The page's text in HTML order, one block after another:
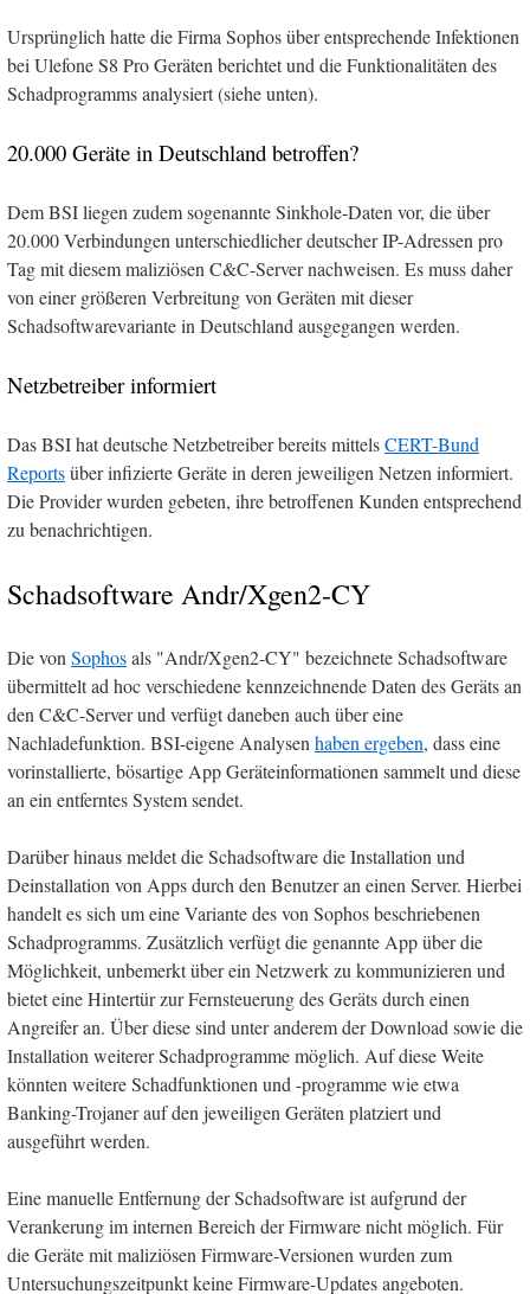
Ursprünglich hatte die Firma Sophos über entsprechende Infektionen
bei Ulefone S8 Pro Geräten berichtet und die Funktionalitäten des
Schadprogramms analysiert (siehe unten).
20.000 Geräte in Deutschland betroffen?
Dem BSI liegen zudem sogenannte Sinkhole-Daten vor, die über
20.000 Verbindungen unterschiedlicher deutscher IP-Adressen pro
Tag mit diesem maliziösen C&C-Server nachweisen. Es muss daher
von einer größeren Verbreitung von Geräten mit dieser
Schadsoftwarevariante in Deutschland ausgegangen werden.
Netzbetreiber informiert
Das BSI hat deutsche Netzbetreiber bereits mittelsCERT-Bund
Reportsüber infizierte Geräte in deren jeweiligen Netzen informiert.
Die Provider wurden gebeten, ihre betroffenen Kunden entsprechend
zu benachrichtigen.
Schadsoftware Andr/Xgen2-CY
Die vonSophosals "Andr/Xgen2-CY" bezeichnete Schadsoftware
übermittelt ad hoc verschiedene kennzeichnende Daten des Geräts an
den C&C-Server und verfügt daneben auch über eine
Nachladefunktion. BSI-eigene Analysenhaben ergeben, dass eine
vorinstallierte, bösartige App Geräteinformationen sammelt und diese
an ein entferntes System sendet.
Darüber hinaus meldet die Schadsoftware die Installation und
Deinstallation von Apps durch den Benutzer an einen Server. Hierbei
handelt es sich um eine Variante des von Sophos beschriebenen
Schadprogramms. Zusätzlich verfügt die genannte App über die
Möglichkeit, unbemerkt über ein Netzwerk zu kommunizieren und
bietet eine Hintertür zur Fernsteuerung des Geräts durch einen
Angreifer an. Über diese sind unter anderem der Download sowie die
Installation weiterer Schadprogramme möglich. Auf diese Weite
könnten weitere Schadfunktionen und -programme wie etwa
Banking-Trojaner auf den jeweiligen Geräten platziert und
ausgeführt werden.
Eine manuelle Entfernung der Schadsoftware ist aufgrund der
Verankerung im internen Bereich der Firmware nicht möglich. Für
die Geräte mit maliziösen Firmware-Versionen wurden zum
Untersuchungszeitpunkt keine Firmware-Updates angeboten.